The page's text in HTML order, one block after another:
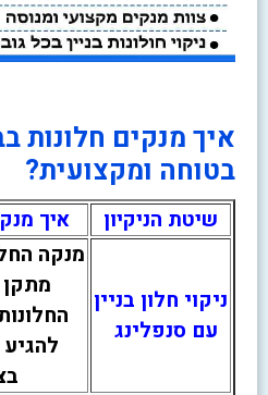
איך מנקים חלונות
בטוחה ומקצועית?
שיטת הניקיון איך
ניקוי חלון בניין
עם סנפלינג
מנקה